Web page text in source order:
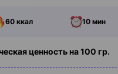
60ккал 10 мин
ценность на 100 гр.